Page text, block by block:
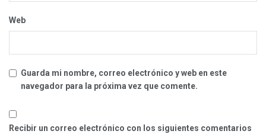
Web
Guarda mi nombre, correo electrónico y web en este
navegador para la próxima vez que comente.
Recibir un correo electrónico con los siguientes comentarios